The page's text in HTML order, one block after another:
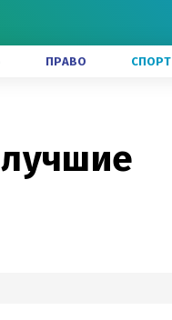
ПРАВО СПОРТ